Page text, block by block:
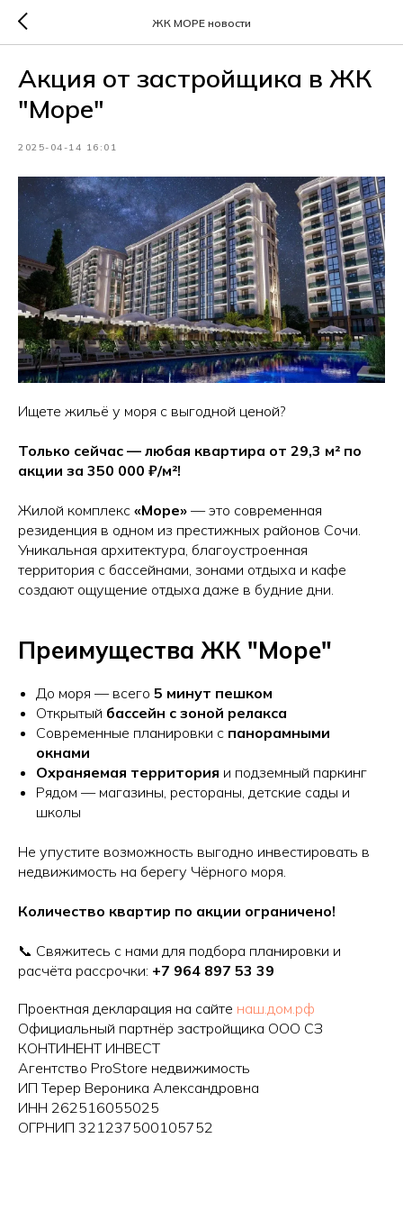
ЖК МОРЕ новости
Акция от застройщика в ЖК
"Море"
2025-04-14 16:01
Ищете жильё у моря с выгодной ценой?
Только сейчас — любая квартира от 29,3 м² по
акции за 350 000 ₽/м²!
Жилой комплекс «Море» — это современная
резиденция в одном из престижных районов Сочи.
Уникальная архитектура, благоустроенная
территория с бассейнами, зонами отдыха и кафе
создают ощущение отдыха даже в будние дни.
Преимущества ЖК "Море"
До моря — всего 5 минут пешком
Открытый бассейн с зоной релакса
Современные планировки с панорамными
окнами
Охраняемая территория и подземный паркинг
Рядом — магазины, рестораны, детские сады и
школы
Не упустите возможность выгодно инвестировать в
недвижимость на берегу Чёрного моря.
Количество квартир по акции ограничено!
📞 Свяжитесь с нами для подбора планировки и
расчёта рассрочки: +7 964 897 53 39
Проектная декларация на сайте наш.дом.рф
Официальный партнёр застройщика ООО СЗ
КОНТИНЕНТ ИНВЕСТ
Агентство ProStore недвижимость
ИП Терер Вероника Александровна
ИНН 262516055025
ОГРНИП 321237500105752